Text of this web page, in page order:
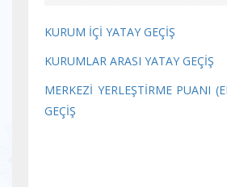
KURUM İÇİ YATAY GEÇİŞ
KURUMLAR ARASI YATAY GEÇİŞ
MERKEZİ YERLEŞTİRME PUANI
GEÇİŞ